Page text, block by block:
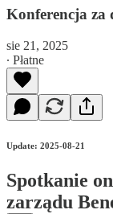
Konferencja za
sie 21, 2025
∙ Płatne
Update: 2025-08-21
Spotkanie
zarządu